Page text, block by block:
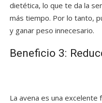
dietética, lo que te da la
más tiempo. Por lo tanto,
y ganar peso innecesario.
Beneficio 3:
La avena es una excelente